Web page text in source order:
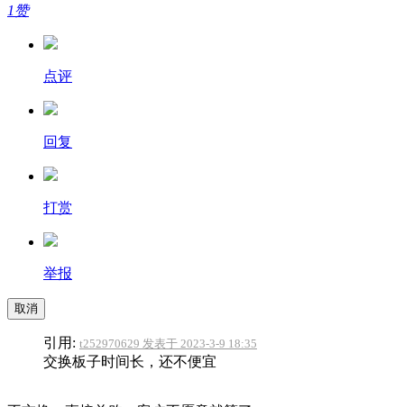
1赞
点评
回复
打赏
举报
取消
引用: t252970629 发表于 2023-3-9 18:35
交换板子时间长，还不便宜